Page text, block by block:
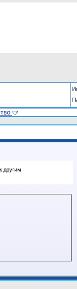
другим